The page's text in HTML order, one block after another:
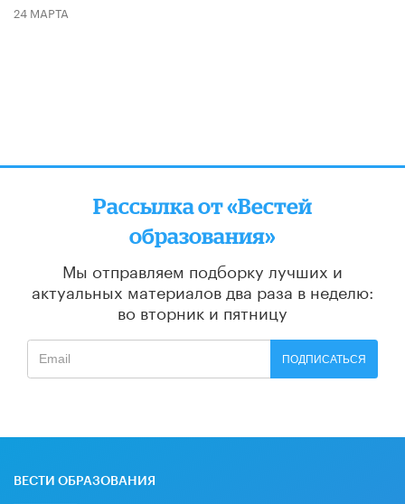
24 МАРТА
Рассылка от «Вестей
образования»
Мы отправляем подборку лучших и
актуальных материалов два раза в неделю:
во вторник и пятницу
ПОДПИСАТЬСЯ
ВЕСТИ ОБРАЗОВАНИЯ